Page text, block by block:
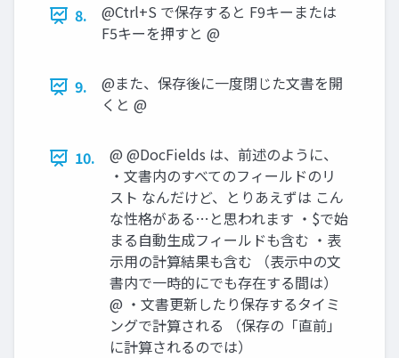
8.
@Ctrl+S で保存すると F9キーまたは
F5キーを押すと @
9.
@また、保存後に一度閉じた文書を開
くと @
10.
@ @DocFields は、前述のように、
・文書内のすべてのフィールドのリ
スト なんだけど、とりあえずは こん
な性格がある…と思われます ・$で始
まる自動生成フィールドも含む ・表
示用の計算結果も含む （表示中の文
書内で一時的にでも存在する間は）
@ ・文書更新したり保存するタイミ
ングで計算される （保存の「直前」
に計算されるのでは）